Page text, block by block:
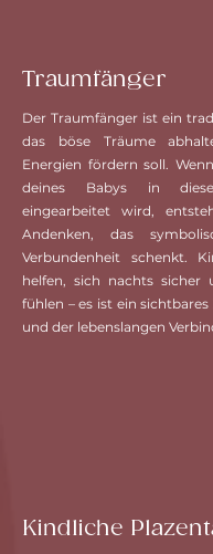
Traumfänger
Der Traumfänger ist ein
das böse Träume
Energien fördern soll.
deines Babys in
eingearbeitet wird,
Andenken, das
Verbundenheit schenkt.
helfen, sich nachts sicher
fühlen – es ist ein
und der lebenslangen
Kindliche